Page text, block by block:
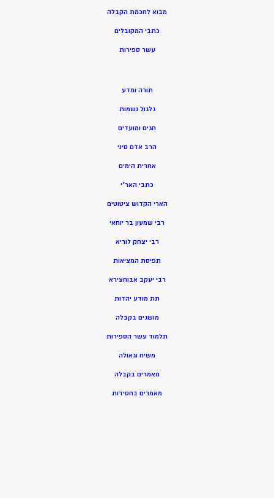
מבוא לחכמת הקבלה
כתבי המקובלים
עשר ספירות
תורה ומדע
גלגול נשמות
חגים ומועדים
הרב אדם סיני
אחרית הימים
כתבי האר”י
הארי הקדוש ציטוטים
רבי שמעון בר יוחאי
רבי יצחק לוריא
תפיסת המציאות
רבי יעקב אבוחצירא
תת מודע יהדות
מושגים בקבלה
תלמוד עשר הספירות
משיח וגאולה
מאמרים בקבלה
מאמרים בחסידות